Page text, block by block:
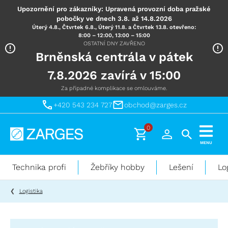
Upozornění pro zákazníky: Upravená provozní doba pražské
pobočky ve dnech 3.8. až 14.8.2026
Úterý 4.8., Čtvrtek 6.8., Úterý 11.8. a Čtvrtek 13.8. otevřeno:
8:00 – 12:00, 13:00 – 15:00
OSTATNÍ DNY ZAVŘENO
Brněnská centrála v pátek
7.8.2026 zavírá v 15:00
Za případné komplikace se omlouváme.
+420 543 234 727 obchod@zarges.cz
Technika
práci
výškách
0
MENU
Technika profi Žebříky hobby Lešení
Logistika